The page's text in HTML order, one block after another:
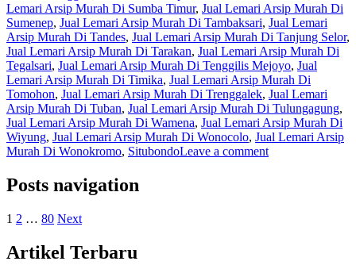
Lemari Arsip Murah Di Sumba Timur, Jual Lemari Arsip Murah Di
Sumenep, Jual Lemari Arsip Murah Di Tambaksari, Jual Lemari
Arsip Murah Di Tandes, Jual Lemari Arsip Murah Di Tanjung Selor,
Jual Lemari Arsip Murah Di Tarakan, Jual Lemari Arsip Murah Di
Tegalsari, Jual Lemari Arsip Murah Di Tenggilis Mejoyo, Jual
Lemari Arsip Murah Di Timika, Jual Lemari Arsip Murah Di
Tomohon, Jual Lemari Arsip Murah Di Trenggalek, Jual Lemari
Arsip Murah Di Tuban, Jual Lemari Arsip Murah Di Tulungagung,
Jual Lemari Arsip Murah Di Wamena, Jual Lemari Arsip Murah Di
Wiyung, Jual Lemari Arsip Murah Di Wonocolo, Jual Lemari Arsip
Murah Di Wonokromo, SitubondoLeave a comment
Posts navigation
1 2 … 80 Next
Artikel Terbaru